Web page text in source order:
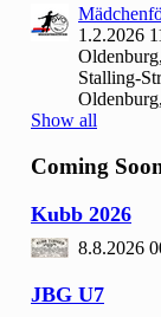
1.2.2026
Stalling-
Show all
Coming
Kubb 2026
8.8.2026
JBG U7